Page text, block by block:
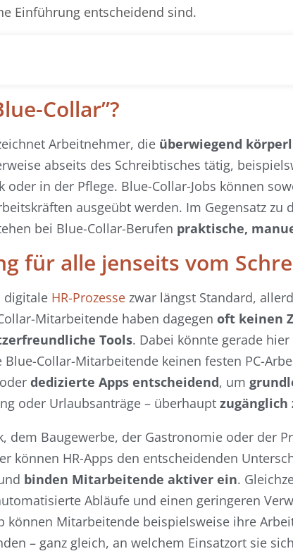
Einführung entscheidend sind.
Collar”?
Arbeitnehmer, die überwiegend
abseits des Schreibtisches tätig,
oder in der Pflege. Blue-Collar-Jobs können
ausgeübt werden. Im Gegensatz zu
bei Blue-Collar-Berufen praktische,
für alle jenseits vom
digitale HR-Prozesse zwar längst Standard,
Mitarbeitende haben dagegen oft keinen
Tools. Dabei könnte gerade
Collar-Mitarbeitende keinen festen PC-
oder dedizierte Apps entscheidend, um
oder Urlaubsanträge – überhaupt zugänglich
dem Baugewerbe, der Gastronomie oder der
können HR-Apps den entscheidenden
binden Mitarbeitende aktiver ein.
Abläufe und einen geringeren
können Mitarbeitende beispielsweise ihre
– ganz gleich, an welchem Einsatzort sie